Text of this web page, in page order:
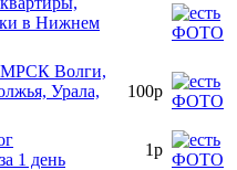
в Нижнем
МРСК Волги,
Урала,
100р
1 день
1р